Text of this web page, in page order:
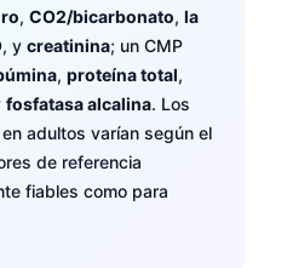
, CO2/bicarbonato, la
, y creatinina; un CMP
, proteína total,
fosfatasa alcalina. Los
adultos varían según el
de referencia
fiables como para